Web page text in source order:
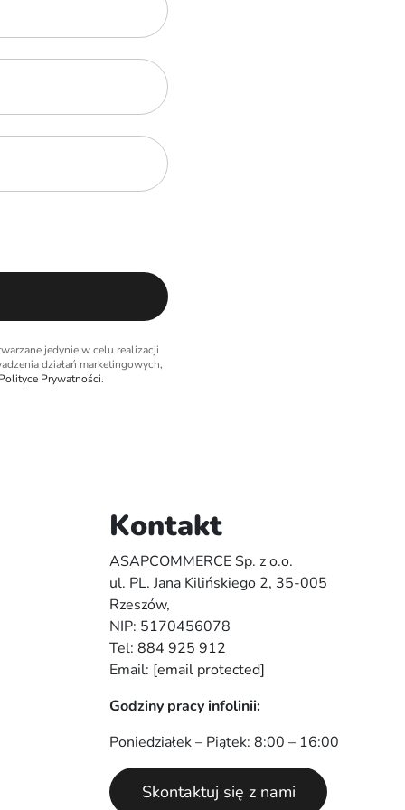
jedynie w celu realizacji
działań marketingowych,
Polityce Prywatności.
Kontakt
ASAPCOMMERCE Sp. z o.o.
ul. PL. Jana Kilińskiego 2, 35-005
Rzeszów,
NIP: 5170456078
Tel: 884 925 912
Email: [email protected]
Godziny pracy infolinii:
Poniedziałek – Piątek: 8:00 – 16:00
Skontaktuj się z nami